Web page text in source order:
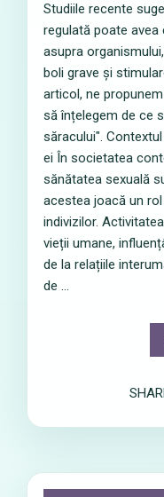
Studiile recente
regulată poate
asupra
boli grave și
articol, ne
să înțelegem de ce
săracului".
ei În societatea
sănătatea sexuală
acestea joacă un
indivizilor.
vieții umane,
de la relațiile
de ...